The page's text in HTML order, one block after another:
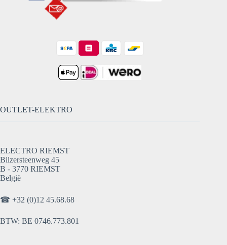
OUTLET-ELEKTRO
ELECTRO RIEMST
Bilzersteenweg 45
B - 3770 RIEMST
België
☎ +32 (0)12 45.68.68
BTW: BE 0746.773.801